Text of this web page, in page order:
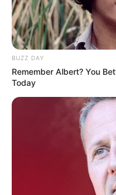
Tanz,Volksfest,
Kirmes, Oktoberfest,
Maifeiertag, Himmelfahrt,
Weihnachtsmärkten,
Deutschen Einheit,
können alle
Klassik, Schlager und
Seminare, Volksfeste,
Filmvorführungen und
Kapital- und
BUZZ DAY
Remember Albert? You
Today